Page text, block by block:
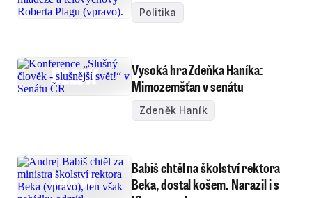
Politika
Vysoká hra Zdeňka Haníka:
Mimozemšťan v senátu
Zdeněk Haník
Babiš chtěl na školství rektora
Beka, dostal košem. Narazil i s